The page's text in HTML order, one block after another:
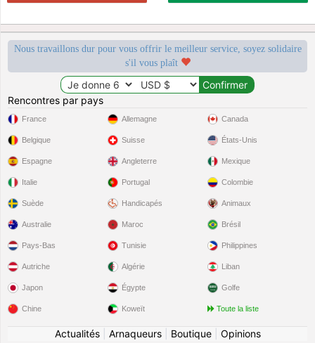
Nous travaillons dur pour vous offrir le meilleur service, soyez solidaire
s'il vous plaît
Rencontres par pays
France
Belgique
Espagne
Italie
Suède
Allemagne
Suisse
Angleterre
Portugal
Handicapés
Canada
États-Unis
Mexique
Colombie
Animaux
Australie
Pays-Bas
Autriche
Japon
Chine
Maroc
Tunisie
Algérie
Égypte
Koweït
Brésil
Philippines
Liban
Golfe
Toute la liste
Actualités| Arnaqueurs| Boutique| Opinions